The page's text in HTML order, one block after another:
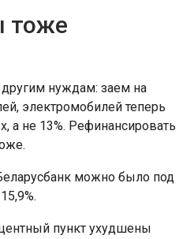
тоже
нуждам: заем на
электромобилей теперь
а не 13%. Рефинансировать
можно было под
пункт ухудшены